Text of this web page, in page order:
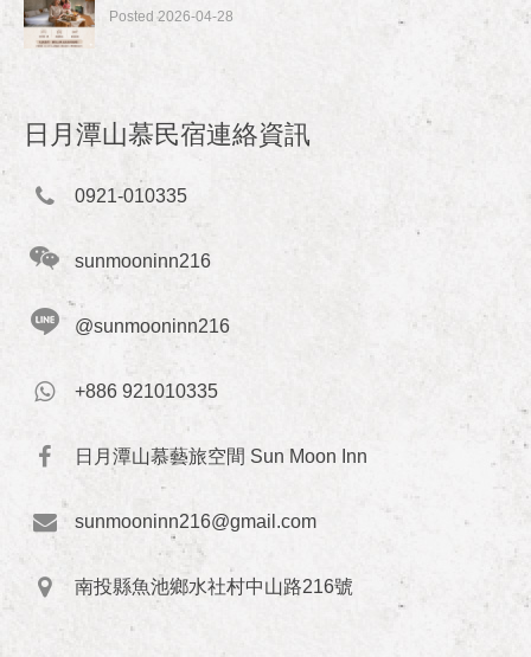
Posted 2026-04-28
日月潭山慕民宿連絡資訊
0921-010335
sunmooninn216
@sunmooninn216
+886 921010335
日月潭山慕藝旅空間 Sun Moon Inn
sunmooninn216@gmail.com
南投縣魚池鄉水社村中山路216號